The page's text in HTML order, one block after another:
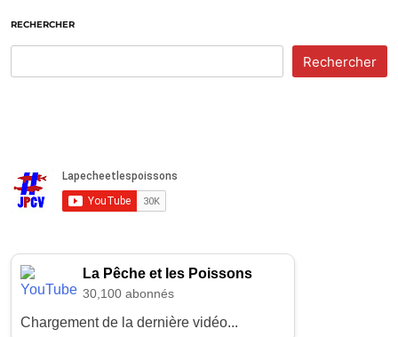
RECHERCHER
Rechercher
La Pêche et les Poissons
30,100 abonnés
Chargement de la dernière vidéo...